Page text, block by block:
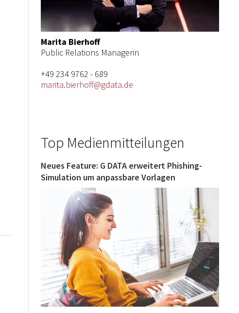
Marita Bierhoff
Public Relations Managerin
+49 234 9762 - 689
marita.bierhoff@gdata.de
Top Medienmitteilungen
Neues Feature: G DATA erweitert Phishing-
Simulation um anpassbare Vorlagen